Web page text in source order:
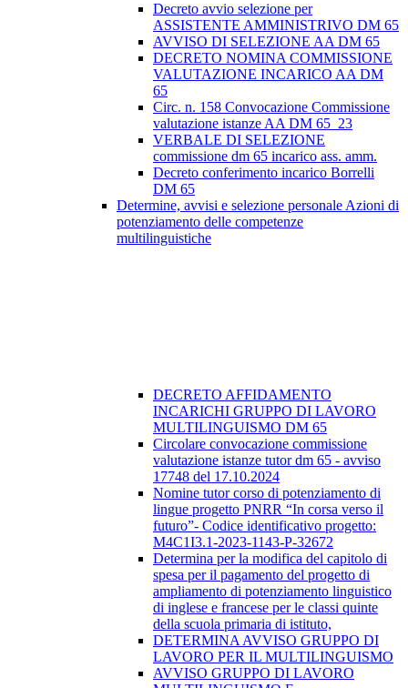
Decreto avvio selezione per
ASSISTENTE AMMINISTRIVO DM 65
AVVISO DI SELEZIONE AA DM 65
DECRETO NOMINA COMMISSIONE
VALUTAZIONE INCARICO AA DM
65
Circ. n. 158 Convocazione Commissione
valutazione istanze AA DM 65_23
VERBALE DI SELEZIONE
commissione dm 65 incarico ass. amm.
Decreto conferimento incarico Borrelli
DM 65
Determine, avvisi e selezione personale Azioni di
potenziamento delle competenze
multilinguistiche
DECRETO AFFIDAMENTO
INCARICHI GRUPPO DI LAVORO
MULTILINGUISMO DM 65
Circolare convocazione commissione
valutazione istanze tutor dm 65 - avviso
17748 del 17.10.2024
Nomine tutor corso di potenziamento di
lingue progetto PNRR “In corsa verso il
futuro”- Codice identificativo progetto:
M4C1I3.1-2023-1143-P-32672
Determina per la modifica del capitolo di
spesa per il pagamento del progetto di
ampliamento di potenziamento linguistico
di inglese e francese per le classi quinte
della scuola primaria di istituto,
DETERMINA AVVISO GRUPPO DI
LAVORO PER IL MULTILINGUISMO
AVVISO GRUPPO DI LAVORO